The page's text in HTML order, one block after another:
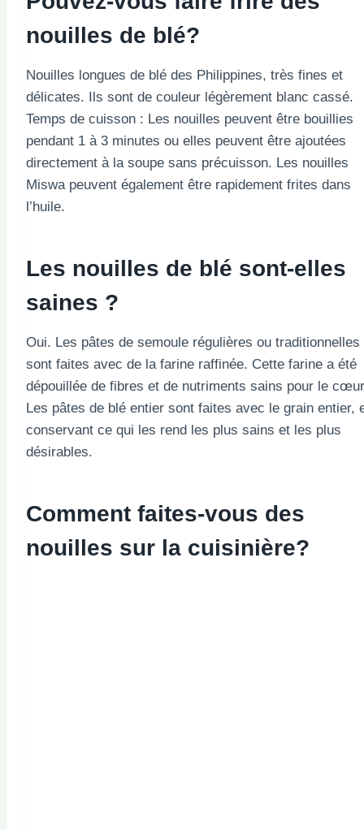
nouilles de blé?
Nouilles longues de blé des Philippines, très fines et
délicates. Ils sont de couleur légèrement blanc cassé.
Temps de cuisson : Les nouilles peuvent être bouillies
pendant 1 à 3 minutes ou elles peuvent être ajoutées
directement à la soupe sans précuisson. Les nouilles
Miswa peuvent également être rapidement frites dans
l’huile.
Les nouilles de blé sont-elles
saines ?
Oui. Les pâtes de semoule régulières ou traditionnelles
sont faites avec de la farine raffinée. Cette farine a été
dépouillée de fibres et de nutriments sains pour le
Les pâtes de blé entier sont faites avec le grain entier,
conservant ce qui les rend les plus sains et les plus
désirables.
Comment faites-vous des
nouilles sur la cuisinière?